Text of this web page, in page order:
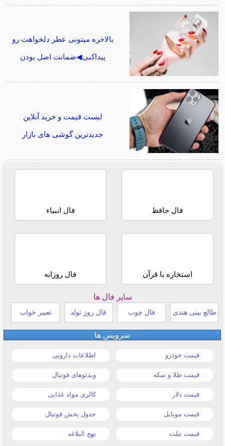
بالاخره میتونی عطر دلخواهت رو
پیداکنی◀ضمانت اصل بودن
لیست قیمت و خرید آنلاین
جدیدترین گوشی های بازار
فال حافظ فال انبیاء
استخاره با قرآن فال روزانه
سایر فال ها
طالع بینی هندی فال چوب فال روز تولد تعبیر خواب
سرویس ها
قیمت خودرو اطلاعات دارویی
قیمت طلا و سکه ویدئوهای فوتبال
قیمت دلار کالری مواد غذایی
قیمت موبایل جدول پخش فوتبال
قیمت تبلت نهج البلاغه